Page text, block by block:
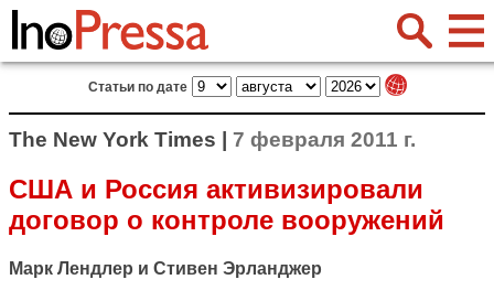
Статьи по дате
The New York Times | 7 февраля 2011 г.
США и Россия активизировали
договор о контроле вооружений
Марк Лендлер и Стивен Эрланджер